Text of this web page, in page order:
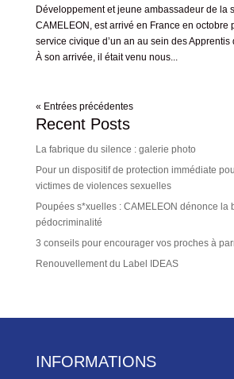
Développement et jeune ambassadeur de la
CAMELEON, est arrivé en France en octobre
service civique d’un an au sein des Apprentis
À son arrivée, il était venu nous...
« Entrées précédentes
Recent Posts
La fabrique du silence : galerie photo
Pour un dispositif de protection immédiate
victimes de violences sexuelles
Poupées s*xuelles : CAMELEON dénonce la
pédocriminalité
3 conseils pour encourager vos proches à
Renouvellement du Label IDEAS
INFORMATIONS